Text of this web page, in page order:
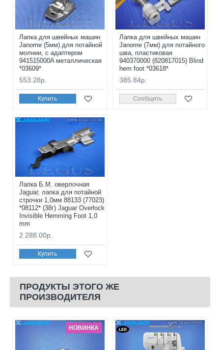
Лапка для швейных машин
Janome (5мм) для потайной
молнии, с адаптером
941515000A металлическая
*03609*
553.28р.
Купить
Лапка для швейных машин
Janome (7мм) для потайного
шва, пластиковая
940370000 (820817015) Blind
hem foot *03618*
385.84р.
Сообщить
Лапка Б.М. оверлочная
Jaguar, лапка для потайной
строчки 1,0мм 88133 (77023)
*08112* (38г) Jaguar Overlock
Invisible Hemming Foot 1,0
mm
2 288.00р.
Купить
ПРОДУКТЫ ЭТОГО ЖЕ
ПРОИЗВОДИТЕЛЯ
НОВИНКА